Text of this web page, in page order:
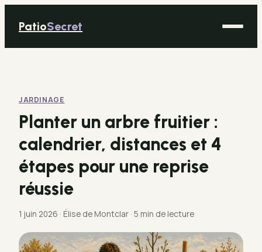
PatioSecret
Bricolage
Déco
Immobilier
Jardinage
JARDINAGE
Planter un arbre fruitier :
calendrier, distances et 4
étapes pour une reprise
réussie
1 juin 2026 · Élise de Montclar · 5 min de lecture